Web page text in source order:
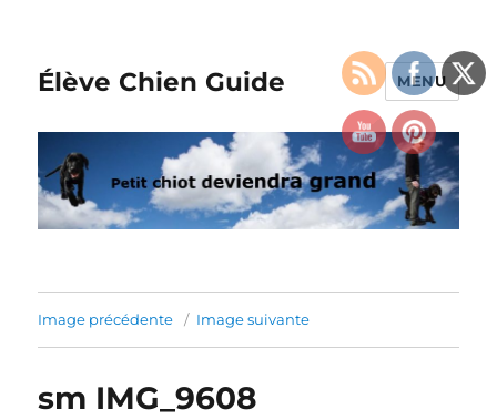
Élève Chien Guide MENU
Image précédente Image suivante
sm IMG_9608